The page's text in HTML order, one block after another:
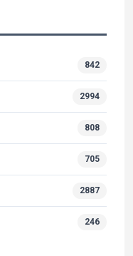
842
2994
808
705
2887
246